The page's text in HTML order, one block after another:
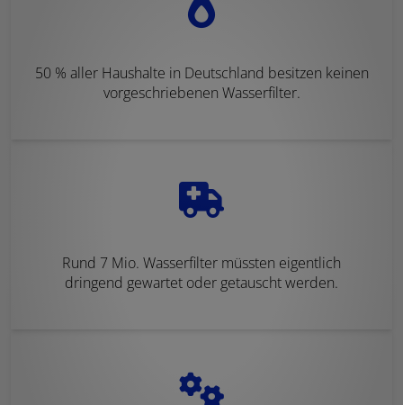
50 % aller Haushalte in Deutschland besitzen keinen
vorgeschriebenen Wasserfilter.
Rund 7 Mio. Wasserfilter müssten eigentlich
dringend gewartet oder getauscht werden.